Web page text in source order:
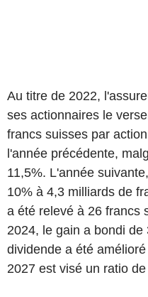
Au titre de 2022,
ses actionnaires le
francs suisses par
l'année précédente,
11,5%. L'année
10% à 4,3 milliards de
a été relevé à 26 francs
2024, le gain a bondi
dividende a été
2027 est visé un ratio